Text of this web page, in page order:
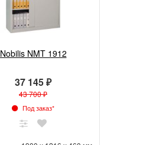
Nobilis NMT 1912
37 145 ₽
43 700 ₽
Под заказ*